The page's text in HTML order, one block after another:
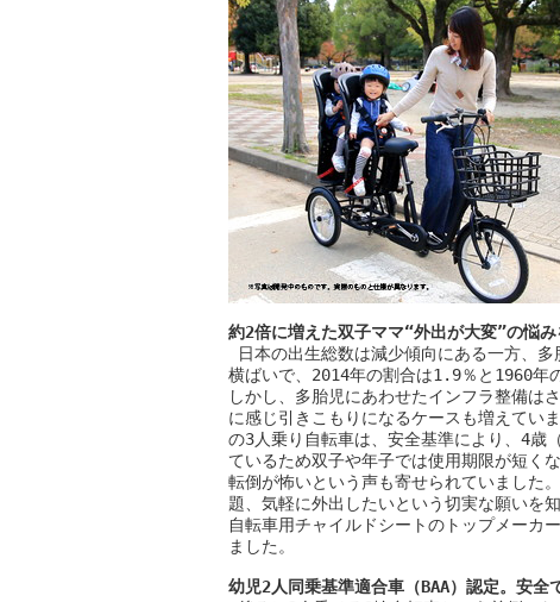
約2倍に増えた双子ママ“外出が大変”の悩
日本の出生総数は減少傾向にある一方、
横ばいで、2014年の割合は1.9％と1960年
しかし、多胎児にあわせたインフラ整備は
に感じ引きこもりになるケースも増えてい
の3人乗り自転車は、安全基準により、4歳
ているため双子や年子では使用期限が短く
転倒が怖いという声も寄せられていました
題、気軽に外出したいという切実な願いを
自転車用チャイルドシートのトップメーカ
ました。
幼児2人同乗基準適合車（BAA）認定。安全